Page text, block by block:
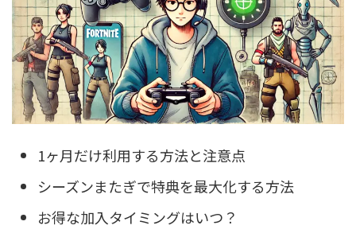
1ヶ月だけ利用する方法と注意点
シーズンまたぎで特典を最大化する方法
お得な加入タイミングはいつ？